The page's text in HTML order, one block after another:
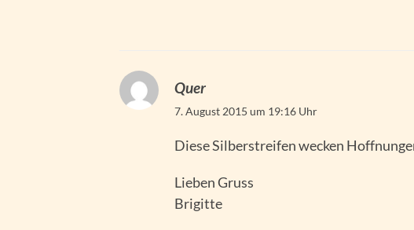
Quer
7. August 2015 um 19:16 Uhr
Diese Silberstreifen wecken
Lieben Gruss
Brigitte